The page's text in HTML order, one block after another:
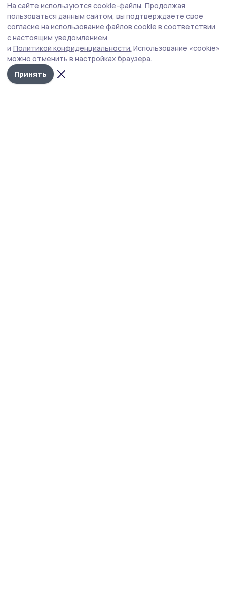
Мичуринцев проконсультируют по
вопросам качества и безопасности
детских товаров
Центр гигиены и эпидемиологии в Тамбовской области
консультирует граждан по вопросам качества и
безопасности детских товаров и школьных
принадлежностей.
На сайте используются cookie-файлы. Продолжая
пользоваться данным сайтом, вы подтверждаете свое
согласие на использование файлов cookie в соответствии
с настоящим уведомлением
и Политикой конфиденциальности. Использование «cookie»
можно отменить в настройках браузера.
Принять